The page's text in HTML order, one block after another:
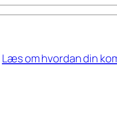
Læs om hvordan din